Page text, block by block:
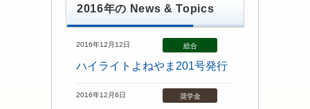
2016年の News & Topics
2016年12月12日 総合
ハイライトよねやま201号発行
2016年12月6日 奨学金